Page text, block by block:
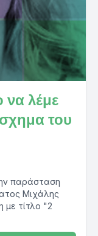
λέμε
του
παράσταση
Μιχάλης
με τίτλο "2